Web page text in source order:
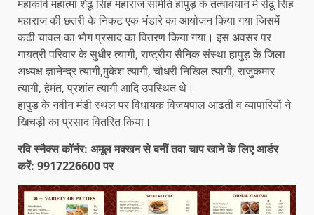
महाकवि महात्मा शेढू सिंह महाराज समिति हापुड़ के तत्वावधान में सेढू सिंह
महाराज की छतरी के निकट एक भंडारे‌ का आयोजन किया गया जिसमें
कढी चावल का भोग प्रसाद का वितरण किया गया। इस अवसर पर
गायत्री परिवार के सुधीर त्यागी, राष्ट्रीय सैनिक संस्था हापुड़ के जिला
अध्यक्ष ज्ञानेन्द्र त्यागी,मुकेश त्यागी, चौधरी निखिल त्यागी, राजुकमार
त्यागी, हेमंत, प्रशांत त्यागी आदि उपस्थित थे।
हापुड के नवीन मंडी स्थल पर विधायक विजयपाल आढती व व्यापारियों ने
खिचड़ी का प्रसाद वितरित किया।
रवि स्नैक्स कॉर्नर: अमूल मक्खन से बनीं तवा चाप खाने के लिए आर्डर
करें: 9917226600 पर